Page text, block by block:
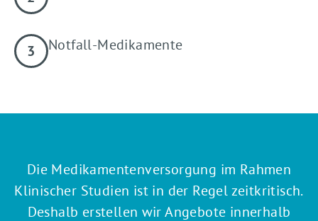
Notfall-Medikamente
Die Medikamentenversorgung im Rahmen
Klinischer Studien ist in der Regel zeitkritisch.
Deshalb erstellen wir Angebote innerhalb